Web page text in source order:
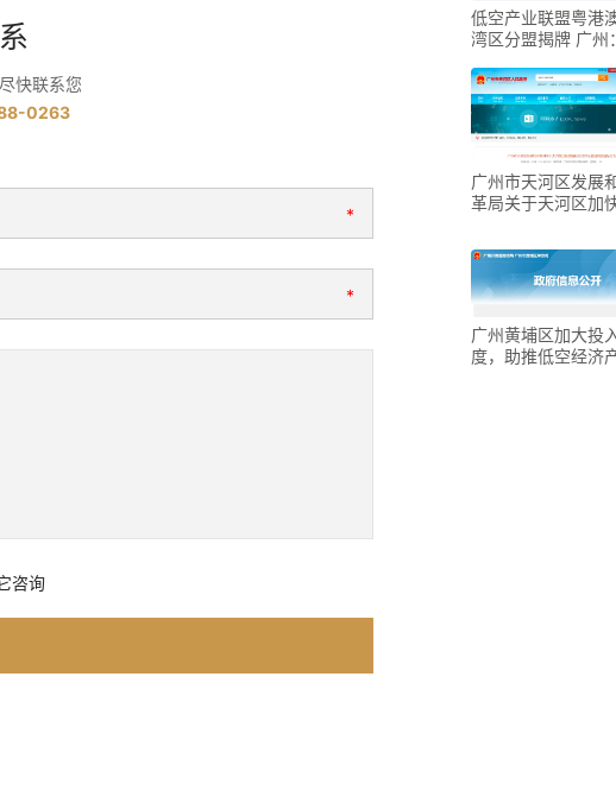
快联系您
0263
*
*
咨询
低空产业联盟粤港
湾区分盟揭牌 广州：
护航
广州市天河区发展
革局关于天河区加
招标公告
广州黄埔区加大投
度，助推低空经济